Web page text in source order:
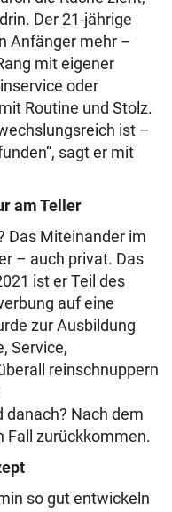
Der 21-jährige
Anfänger mehr –
mit eigener
oder
Routine und Stolz.
ist –
sagt er mit
am Teller
Das Miteinander im
– auch privat. Das
ist er Teil des
auf eine
zur Ausbildung
Service,
reinschnuppern
danach? Nach dem
Fall zurückkommen.
so gut entwickeln